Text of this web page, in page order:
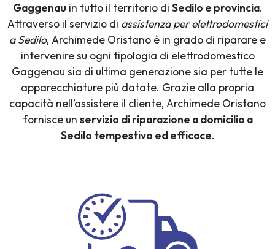
Gaggenau in tutto il territorio di Sedilo e provincia.
Attraverso il servizio di assistenza per elettrodomestici
a Sedilo, Archimede Oristano è in grado di riparare e
intervenire su ogni tipologia di elettrodomestico
Gaggenau sia di ultima generazione sia per tutte le
apparecchiature più datate. Grazie alla propria
capacità nell’assistere il cliente, Archimede Oristano
fornisce un servizio di riparazione a domicilio a
Sedilo tempestivo ed efficace.